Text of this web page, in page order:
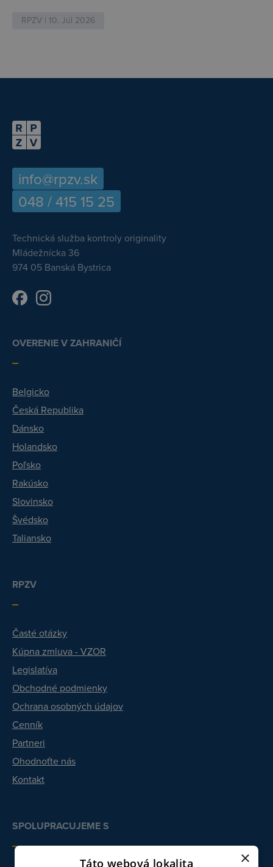
RPZV | 10. Júl 2026
info@rpzv.sk
048 / 415 15 25
Technická služba kontroly originality
Mládežnícka 36
974 05 Banská Bystrica
OVERENIE V ZAHRANIČÍ
Belgicko
Česká Republika
Dánsko
Holandsko
Poľsko
Rakúsko
Slovinsko
Švédsko
Taliansko
RPZV
Časté otázky
Kúpna zmluva - VZOR
Legislatíva
Obchodné podmienky
Ochrana osobných údajov
Cenník
Partneri
Ohodnoťte nás
Kontakt
SPOLUPRACUJEME S
×
Táto webová lokalita